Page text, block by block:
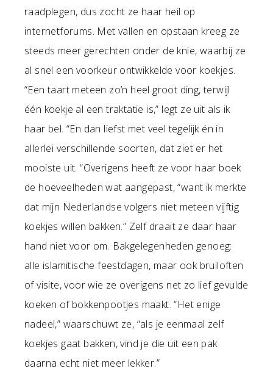
raadplegen, dus zocht ze haar heil op
internetforums. Met vallen en opstaan kreeg ze
steeds meer gerechten onder de knie, waarbij ze
al snel een voorkeur ontwikkelde voor koekjes.
“Een taart meteen zo’n heel groot ding, terwijl
één koekje al een traktatie is,” legt ze uit als ik
haar bel. “En dan liefst met veel tegelijk én in
allerlei verschillende soorten, dat ziet er het
mooiste uit. “Overigens heeft ze voor haar boek
de hoeveelheden wat aangepast, “want ik merkte
dat mijn Nederlandse volgers niet meteen vijftig
koekjes willen bakken.” Zelf draait ze daar haar
hand niet voor om. Bakgelegenheden genoeg:
alle islamitische feestdagen, maar ook bruiloften
of visite, voor wie ze overigens net zo lief gevulde
koeken of bokkenpootjes maakt. “Het enige
nadeel,” waarschuwt ze, “als je eenmaal zelf
koekjes gaat bakken, vind je die uit een pak
daarna echt niet meer lekker.”